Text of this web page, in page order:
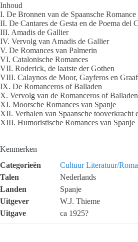
Inhoud
I. De Bronnen van de Spaansche Romance
II. De Cantares de Gesta en de Poema del
III. Amadis de Gallier
IV. Vervolg van Amadis de Gallier
V. De Romances van Palmerin
VI. Catalonische Romances
VII. Roderick, de laatste der Gothen
VIII. Calaynos de Moor, Gayferos en
IX. De Romanceros of Balladen
X. Vervolg van de Romanceros of Balladen
XI. Moorsche Romances van Spanje
XII. Verhalen van Spaansche tooverkracht
XIII. Humoristische Romances van Spanje
Kenmerken
Categorieën
Cultuur Literatuur/
Talen
Nederlands
Landen
Spanje
Uitgever
W.J. Thieme
Uitgave
ca 1925?